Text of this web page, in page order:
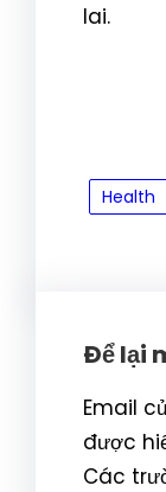
lai.
Health
Để lại
Email
được
Các